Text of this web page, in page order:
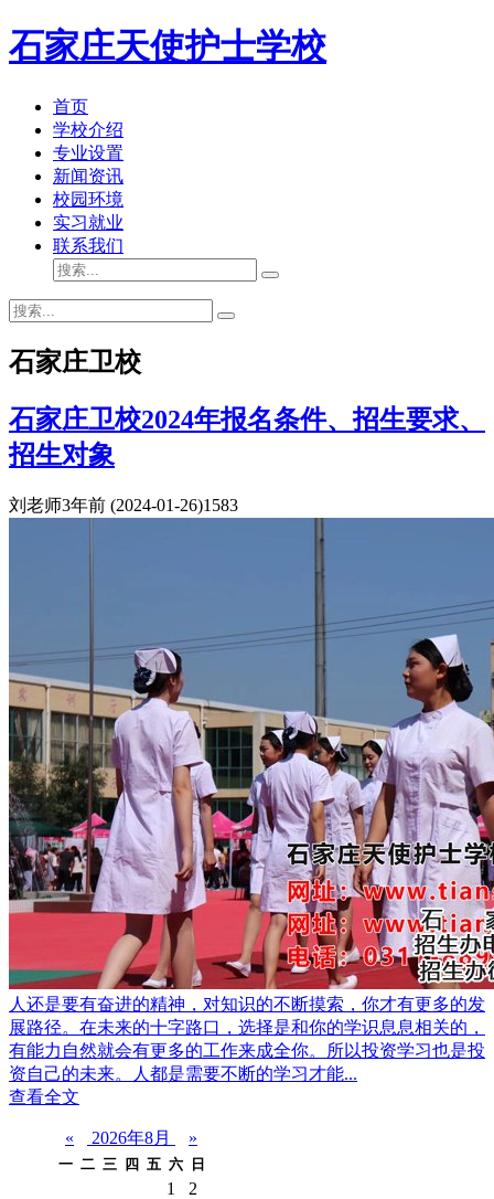
石家庄天使护士学校
首页
学校介绍
专业设置
新闻资讯
校园环境
实习就业
联系我们
石家庄卫校
石家庄卫校2024年报名条件、招生要求、
招生对象
刘老师3年前 (2024-01-26)1583
人还是要有奋进的精神，对知识的不断摸索，你才有更多的发
展路径。在未来的十字路口，选择是和你的学识息息相关的，
有能力自然就会有更多的工作来成全你。所以投资学习也是投
资自己的未来。人都是需要不断的学习才能...
查看全文
« 2026年8月 »
一 二 三 四 五 六 日
1
2